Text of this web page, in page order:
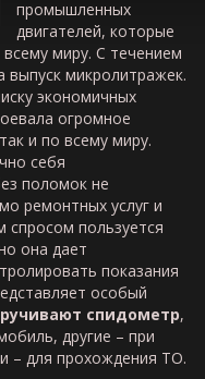
промышленных
двигателей, которые
миру. С течением
выпуск микролитражек.
экономичных
огромное
и по всему миру.
себя
поломок не
ремонтных услуг и
спросом пользуется
она дает
показания
особый
спидометр,
другие – при
– для прохождения ТО.